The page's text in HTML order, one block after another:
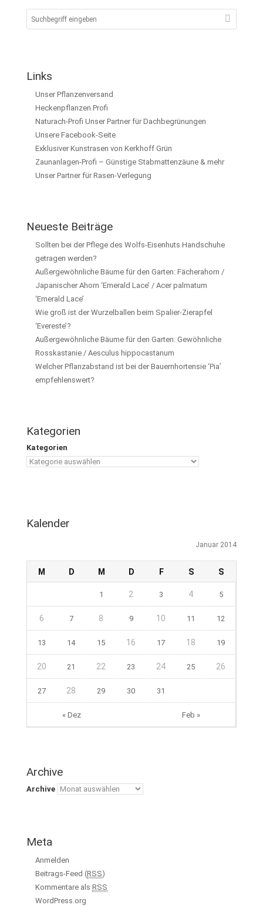
Links
Unser Pflanzenversand
Heckenpflanzen Profi
Naturach-Profi Unser Partner für Dachbegrünungen
Unsere Facebook-Seite
Exklusiver Kunstrasen von Kerkhoff Grün
Zaunanlagen-Profi – Günstige Stabmattenzäune & mehr
Unser Partner für Rasen-Verlegung
Neueste Beiträge
Sollten bei der Pflege des Wolfs-Eisenhuts Handschuhe
getragen werden?
Außergewöhnliche Bäume für den Garten: Fächerahorn /
Japanischer Ahorn ‘Emerald Lace’ / Acer palmatum
‘Emerald Lace’
Wie groß ist der Wurzelballen beim Spalier-Zierapfel
‘Evereste’?
Außergewöhnliche Bäume für den Garten: Gewöhnliche
Rosskastanie / Aesculus hippocastanum
Welcher Pflanzabstand ist bei der Bauernhortensie ‘Pia’
empfehlenswert?
Kategorien
Kategorien
Kalender
Januar 2014
M D M D F S S
« Dez Feb »
1 2 3 4 5
6 7 8 9 10 11 12
13 14 15 16 17 18 19
20 21 22 23 24 25 26
27 28 29 30 31
Archive
Archive
Meta
Anmelden
Beitrags-Feed (RSS)
Kommentare als RSS
WordPress.org